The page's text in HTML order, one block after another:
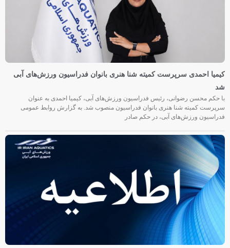
کیمیا احمدی سرپرست کمیته شنا هنری بانوان فدراسیون ورزش‌های آبی
شد
با حکم محسن رضوانی، رئیس فدراسیون ورزش‌های آبی، کیمیا احمدی به عنوان
سرپرست کمیته شنا هنری بانوان فدراسیون منصوب شد. به گزارش روابط عمومی
فدراسیون ورزش‌های آبی، در حکم صادر